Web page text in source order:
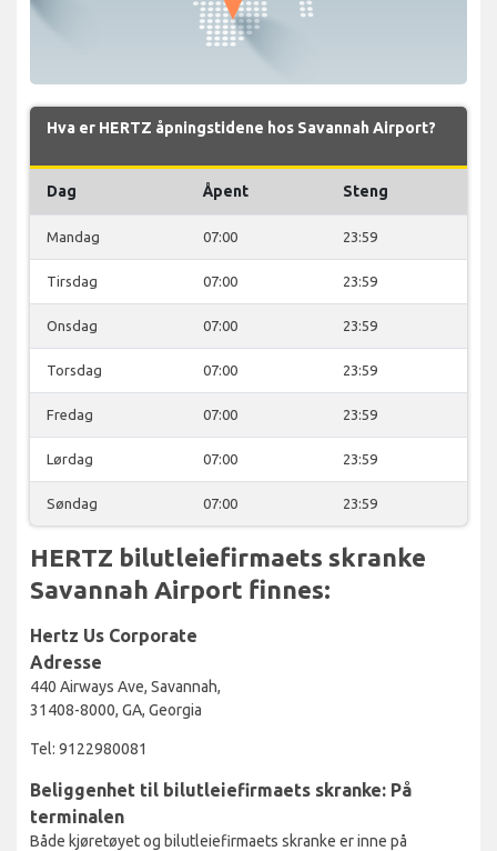
Hva er HERTZ åpningstidene hos Savannah Airport?
Dag Åpent Steng
Mandag 07:00 23:59
Tirsdag 07:00 23:59
Onsdag 07:00 23:59
Torsdag 07:00 23:59
Fredag 07:00 23:59
Lørdag 07:00 23:59
Søndag 07:00 23:59
HERTZ bilutleiefirmaets skranke
Savannah Airport finnes:
Hertz Us Corporate
Adresse
440 Airways Ave, Savannah,
31408-8000, GA, Georgia
Tel: 9122980081
Beliggenhet til bilutleiefirmaets skranke: På
terminalen
Både kjøretøyet og bilutleiefirmaets skranke er inne på